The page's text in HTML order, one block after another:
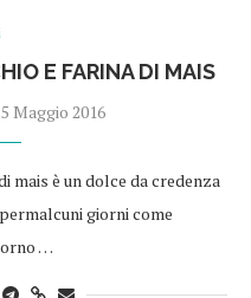
E FARINA DI MAIS
5 Maggio 2016
mais è un dolce da credenza
giorni come
…